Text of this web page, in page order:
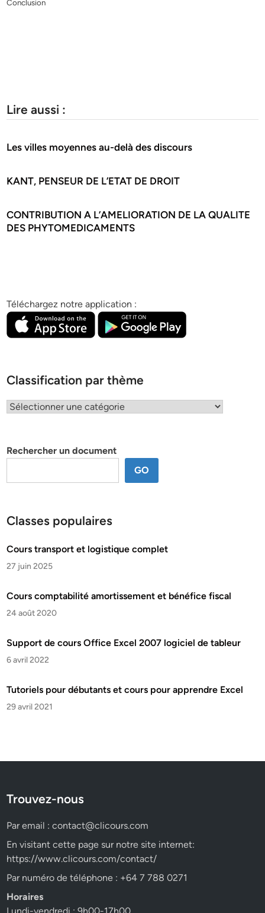
Conclusion
Lire aussi :
Les villes moyennes au-delà des discours
KANT, PENSEUR DE L’ETAT DE DROIT
CONTRIBUTION A L’AMELIORATION DE LA QUALITE
DES PHYTOMEDICAMENTS
Téléchargez notre application :
Classification par thème
Classification
Rechercher un document
GO
Classes populaires
Cours transport et logistique complet
27 juin 2025
Cours comptabilité amortissement et bénéfice fiscal
24 août 2020
Support de cours Office Excel 2007 logiciel de tableur
6 avril 2022
Tutoriels pour débutants et cours pour apprendre Excel
29 avril 2021
Trouvez-nous
Par email :contact@clicours.com
En visitant cette page sur notre site internet:
https://www.clicours.com/contact/
Par numéro de téléphone : +64 7 788 0271
Horaires